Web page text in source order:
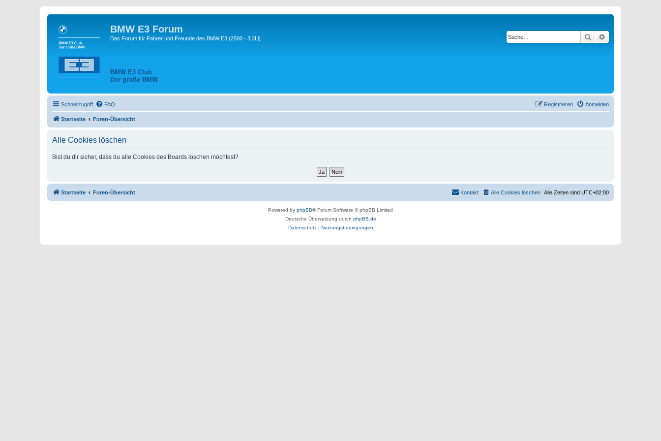
BMW E3 Forum
Das Forum für Fahrer und Freunde des BMW E3 (2500 - 3.3Li)
BMW E3 Club
Der große BMW
Suche
Schnellzugriff FAQ Anmelden
Registrieren
Startseite Foren-Übersicht
Alle Cookies löschen
Bist du dir sicher, dass du alle Cookies des Boards löschen möchtest?
Startseite Foren-Übersicht Alle Zeiten sind UTC+02:00
Alle Cookies löschen
Kontakt
Powered by phpBB® Forum Software © phpBB Limited
Deutsche Übersetzung durch phpBB.de
Datenschutz| Nutzungsbedingungen